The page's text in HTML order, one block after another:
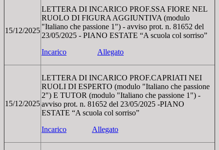
15/12/2025
LETTERA DI INCARICO PROF.SSA FIORE NEL
RUOLO DI FIGURA AGGIUNTIVA (modulo
"Italiano che passione 1") - avviso prot. n. 81652 del
23/05/2025 - PIANO ESTATE “A scuola col sorriso”
Incarico
Allegato
15/12/2025
LETTERA DI INCARICO PROF.CAPRIATI NEI
RUOLI DI ESPERTO (modulo "Italiano che passione
2") E TUTOR (modulo "Italiano che passione 1") -
avviso prot. n. 81652 del 23/05/2025 -PIANO
ESTATE “A scuola col sorriso”
Incarico
Allegato